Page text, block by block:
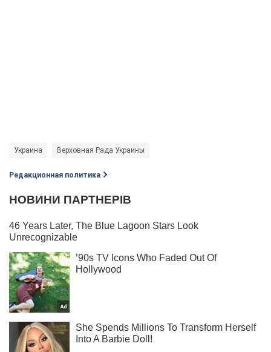
Украина Верховная Рада Украины
Редакционная политика